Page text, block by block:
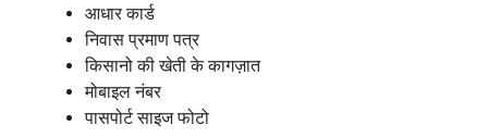
आधार कार्ड
निवास प्रमाण पत्र
किसानो की खेती के कागज़ात
मोबाइल नंबर
पासपोर्ट साइज फोटो